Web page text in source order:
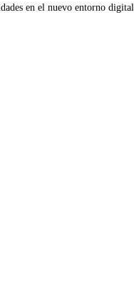
en el nuevo entorno digital.